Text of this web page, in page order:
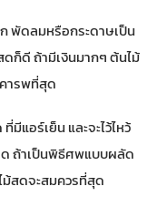
พัดลมหรือกระดาษเป็น
ก็ดี ถ้ามีเงินมากๆ ต้นไม้
ารพที่สุด
แอร์เย็น และจะไว้ไหว้
ถ้าเป็นพิธีศพแบบผลัด
สดจะสมควรที่สุด